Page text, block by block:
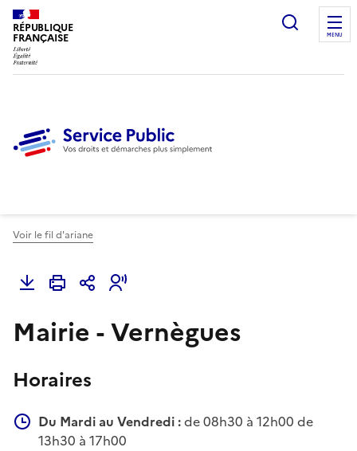
RÉPUBLIQUE
FRANÇAISE
Ouvrir
MENU
Voir le fil d'ariane
Mairie - Vernègues
Horaires
Du Mardi au Vendredi :de 08h30 à 12h00 de
13h30 à 17h00